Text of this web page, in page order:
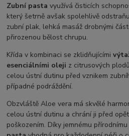
Zubní pastavyužívá čisticích
který šetrně avšak spolehlivě
zubní plak, lehká masáž drobnými
přirozenou bělost chrupu.
Křída v kombinaci se zklidňujícími
esenciálními oleji z citrusových
celou ústní dutinu před vznikem
případné podráždění.
Obzvláště Aloe vera má skvělé
celou ústní dutinu a chrání ji před
poškozením. Díky jemnému